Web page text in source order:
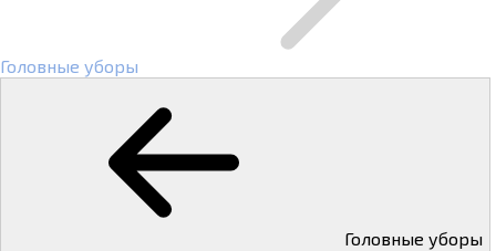
Головные уборы
Головные уборы